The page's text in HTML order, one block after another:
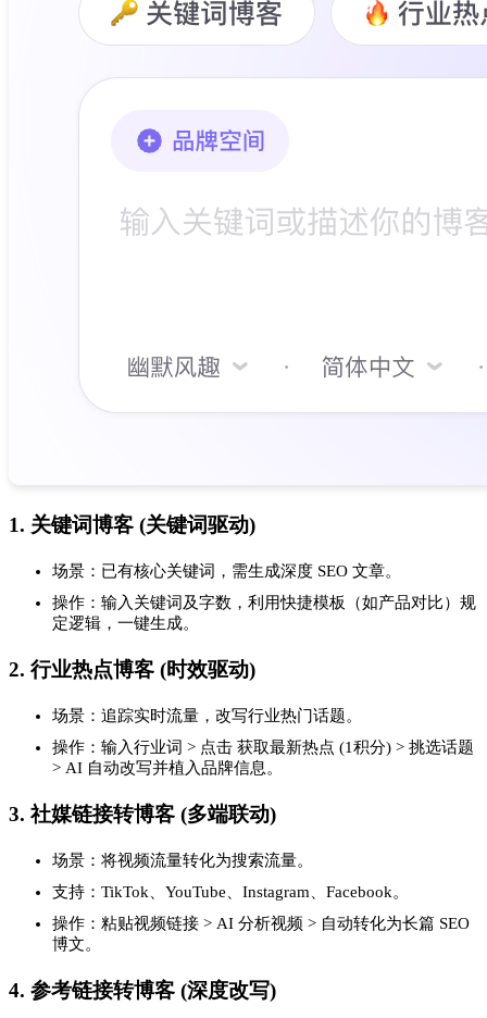
1. 关键词博客 (关键词驱动)
场景：已有核心关键词，需生成深度 SEO 文章。
操作：输入关键词及字数，利用快捷模板（如产品对比）规
定逻辑，一键生成。
2. 行业热点博客 (时效驱动)
场景：追踪实时流量，改写行业热门话题。
操作：输入行业词 > 点击 获取最新热点 (1积分) > 挑选话题
> AI 自动改写并植入品牌信息。
3. 社媒链接转博客 (多端联动)
场景：将视频流量转化为搜索流量。
支持：TikTok、YouTube、Instagram、Facebook。
操作：粘贴视频链接 > AI 分析视频 > 自动转化为长篇 SEO
博文。
4. 参考链接转博客 (深度改写)